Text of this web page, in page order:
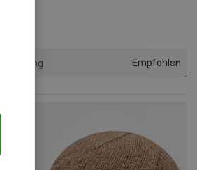
Sortierung Empfohlen